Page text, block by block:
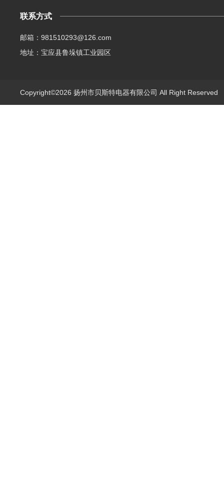
联系方式
邮箱：981510293@126.com
地址：宝应县鲁垛镇工业园区
Copyright©2026 扬州市贝斯特电器有限公司 All Right